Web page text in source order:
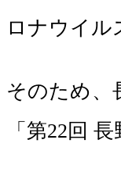
ロナウイル
そのため、
「第22回